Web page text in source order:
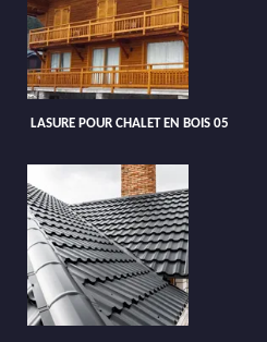
LASURE POUR CHALET EN BOIS 05